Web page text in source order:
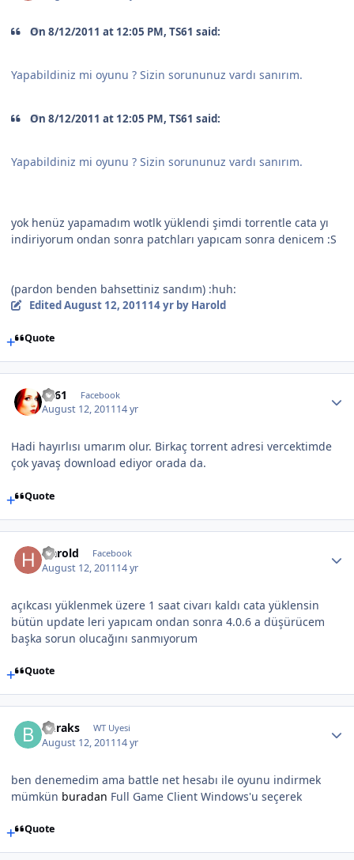
On 8/12/2011 at 12:05 PM, TS61 said:
Yapabildiniz mi oyunu ? Sizin sorununuz vardı sanırım.
On 8/12/2011 at 12:05 PM, TS61 said:
Yapabildiniz mi oyunu ? Sizin sorununuz vardı sanırım.
yok henüz yapamadım wotlk yüklendi şimdi torrentle cata yı
indiriyorum ondan sonra patchları yapıcam sonra denicem :S
(pardon benden bahsettiniz sandım) :huh:
EditedAugust 12, 201114 yrby Harold
Quote
TS61 Facebook
August 12, 201114 yr
Hadi hayırlısı umarım olur. Birkaç torrent adresi vercektimde
çok yavaş download ediyor orada da.
Quote
Harold Facebook
August 12, 201114 yr
açıkcası yüklenmek üzere 1 saat civarı kaldı cata yüklensin
bütün update leri yapıcam ondan sonra 4.0.6 a düşürücem
başka sorun olucağını sanmıyorum
Quote
buraks WT Uyesi
August 12, 201114 yr
ben denemedim ama battle net hesabı ile oyunu indirmek
mümkün buradan Full Game Client Windows'u seçerek
Quote